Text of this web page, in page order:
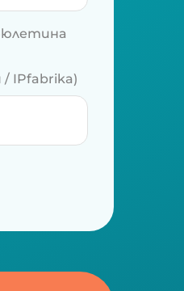
/ IPfabrika)